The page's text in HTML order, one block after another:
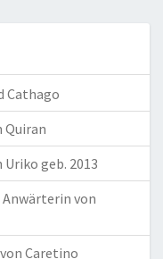
Cathago
geb. 2013
von
Caretino